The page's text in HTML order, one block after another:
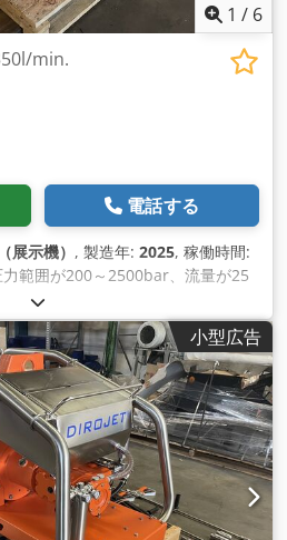
1 / 6
min.
電話する
展示機） , 製造年: 2025, 稼働時間:
範囲が200～2500bar、流量が25
す。フレームは溶融亜鉛メッキ
グとステンレス製のサイドフレー
のゴム足でしっかりと固定できま
、機械の運搬を容易にします。似
、Falch、Hammelmann、
、Uraca、Womaなど。 モデルが
l/min. CE200-200-280 60Hz -bar-
ご要望にお応えします。
般的な仕様です。 ----- 駆動モータ
ボルト：
プ：160A(50Hz)-180A(60Hz) 寸
小型広告